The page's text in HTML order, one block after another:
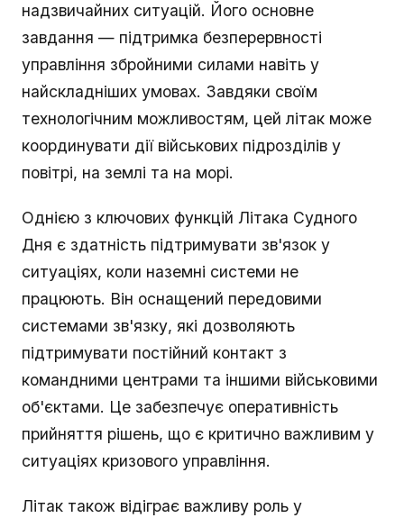
надзвичайних ситуацій. Його основне
завдання — підтримка безперервності
управління збройними силами навіть у
найскладніших умовах. Завдяки своїм
технологічним можливостям, цей літак може
координувати дії військових підрозділів у
повітрі, на землі та на морі.
Однією з ключових функцій Літака Судного
Дня є здатність підтримувати зв'язок у
ситуаціях, коли наземні системи не
працюють. Він оснащений передовими
системами зв'язку, які дозволяють
підтримувати постійний контакт з
командними центрами та іншими військовими
об'єктами. Це забезпечує оперативність
прийняття рішень, що є критично важливим у
ситуаціях кризового управління.
Літак також відіграє важливу роль у